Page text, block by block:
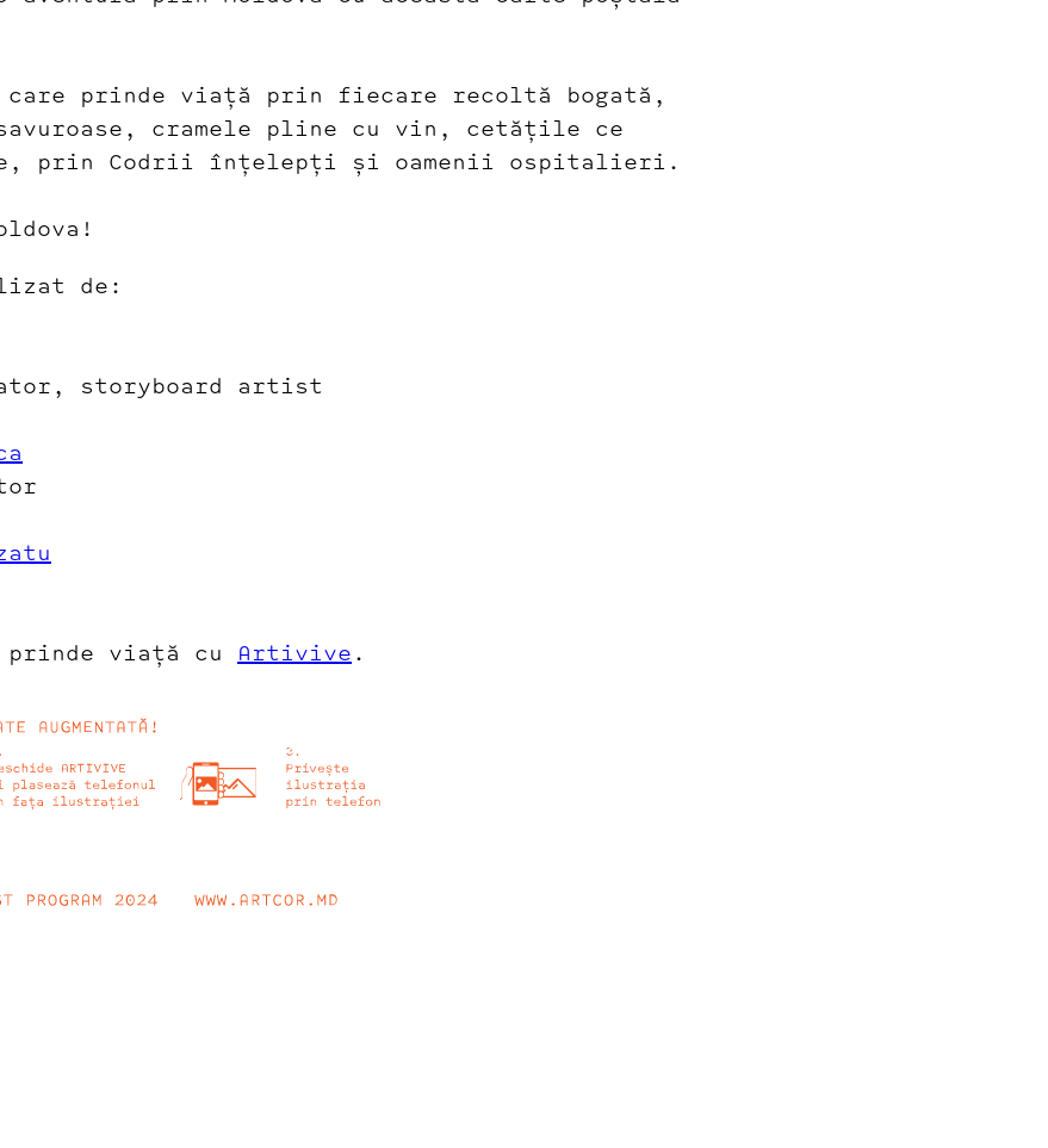
care prinde viață prin fiecare recoltă bogată,
cramele pline cu vin, cetățile ce
prin Codrii înțelepți și oamenii ospitalieri.
de:
storyboard artist
prinde viață cu Artivive .